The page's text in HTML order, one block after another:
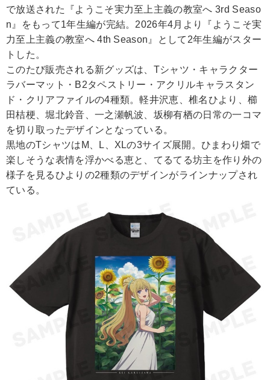
で放送された『ようこそ実力至上主義の教室へ 3rd Seaso
n』をもって1年生編が完結。2026年4月より『ようこそ実
力至上主義の教室へ 4th Season』として2年生編がスター
トした。
このたび販売される新グッズは、Tシャツ・キャラクター
ラバーマット・B2タペストリー・アクリルキャラスタン
ド・クリアファイルの4種類。軽井沢恵、椎名ひより、櫛
田桔梗、堀北鈴音、一之瀬帆波、坂柳有栖の日常の一コマ
を切り取ったデザインとなっている。
黒地のTシャツはM、L、XLの3サイズ展開。ひまわり畑で
楽しそうな表情を浮かべる恵と、てるてる坊主を作り外の
様子を見るひよりの2種類のデザインがラインナップされ
ている。